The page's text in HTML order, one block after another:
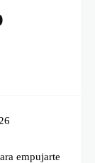
empujarte